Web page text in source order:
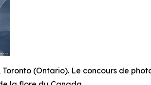
(Ontario). Le concours de